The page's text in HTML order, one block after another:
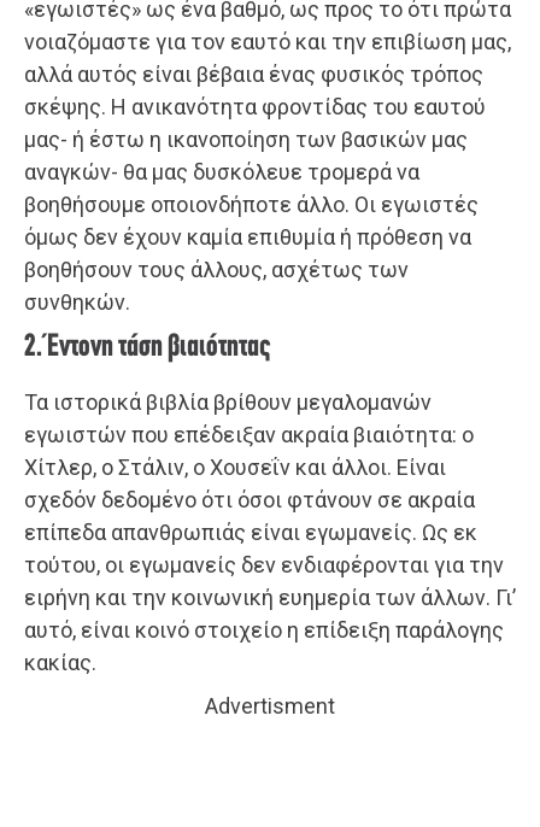
«εγωιστές» ως ένα βαθμό, ως προς το ότι πρώτα
νοιαζόμαστε για τον εαυτό και την επιβίωση μας,
αλλά αυτός είναι βέβαια ένας φυσικός τρόπος
σκέψης. Η ανικανότητα φροντίδας του εαυτού
μας- ή έστω η ικανοποίηση των βασικών μας
αναγκών- θα μας δυσκόλευε τρομερά να
βοηθήσουμε οποιονδήποτε άλλο. Οι εγωιστές
όμως δεν έχουν καμία επιθυμία ή πρόθεση να
βοηθήσουν τους άλλους, ασχέτως των
συνθηκών.
2. Έντονη τάση βιαιότητας
Τα ιστορικά βιβλία βρίθουν μεγαλομανών
εγωιστών που επέδειξαν ακραία βιαιότητα: ο
Χίτλερ, ο Στάλιν, ο Χουσεΐν και άλλοι. Είναι
σχεδόν δεδομένο ότι όσοι φτάνουν σε ακραία
επίπεδα απανθρωπιάς είναι εγωμανείς. Ως εκ
τούτου, οι εγωμανείς δεν ενδιαφέρονται για την
ειρήνη και την κοινωνική ευημερία των άλλων. Γι’
αυτό, είναι κοινό στοιχείο η επίδειξη παράλογης
κακίας.
Advertisment